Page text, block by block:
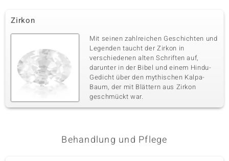
Zirkon
Mit seinen zahlreichen Geschichten und
Legenden taucht der Zirkon in
verschiedenen alten Schriften auf,
darunter in der Bibel und einem Hindu-
Gedicht über den mythischen Kalpa-
Baum, der mit Blättern aus Zirkon
geschmückt war.
Behandlung und Pflege